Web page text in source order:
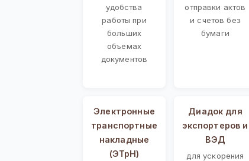
удобства
работы при
больших
объемах
документов
отправки актов
и счетов без
бумаги
Электронные
транспортные
накладные
(ЭТрН)
Диадок для
экспортеров и
ВЭД
для ускорения